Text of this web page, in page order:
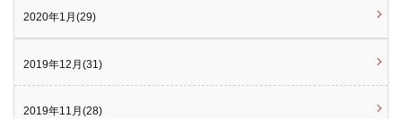
2020年1月(29)
2019年12月(31)
2019年11月(28)